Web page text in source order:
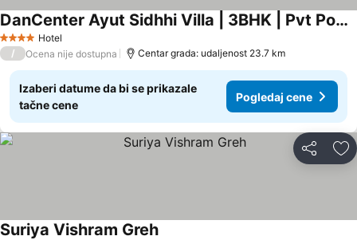
4 ZvezdiceHotel
DanCenter Ayut Sidhhi Villa | 3BHK | Pvt Pool | Jaipur
/ Ocena nije dostupna Centar grada: udaljenost 23.7 km
Izaberi datume da bi se prikazale
tačne cene
Pogledaj cene
Deli
Suriya Vishram Greh